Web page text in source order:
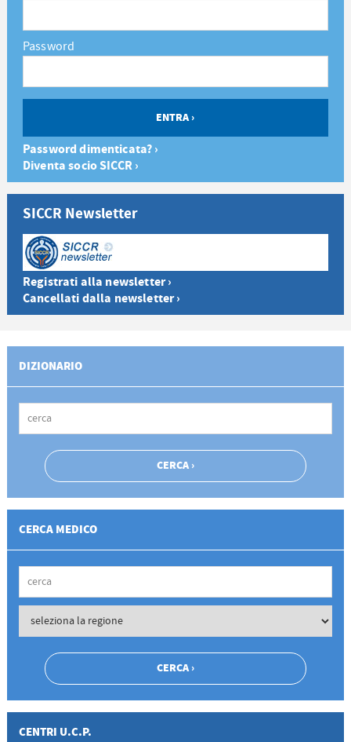
Password
Password dimenticata? ›
Diventa socio SICCR ›
SICCR Newsletter
Registrati alla newsletter ›
Cancellati dalla newsletter ›
DIZIONARIO
CERCA MEDICO
CENTRI U.C.P.